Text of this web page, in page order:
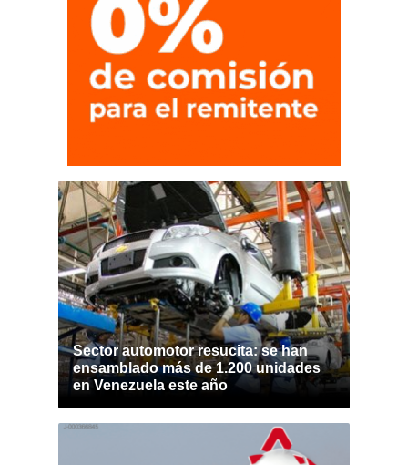
Sector automotor resucita: se han
ensamblado más de 1.200 unidades
en Venezuela este año